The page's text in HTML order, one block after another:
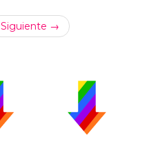
Siguiente →